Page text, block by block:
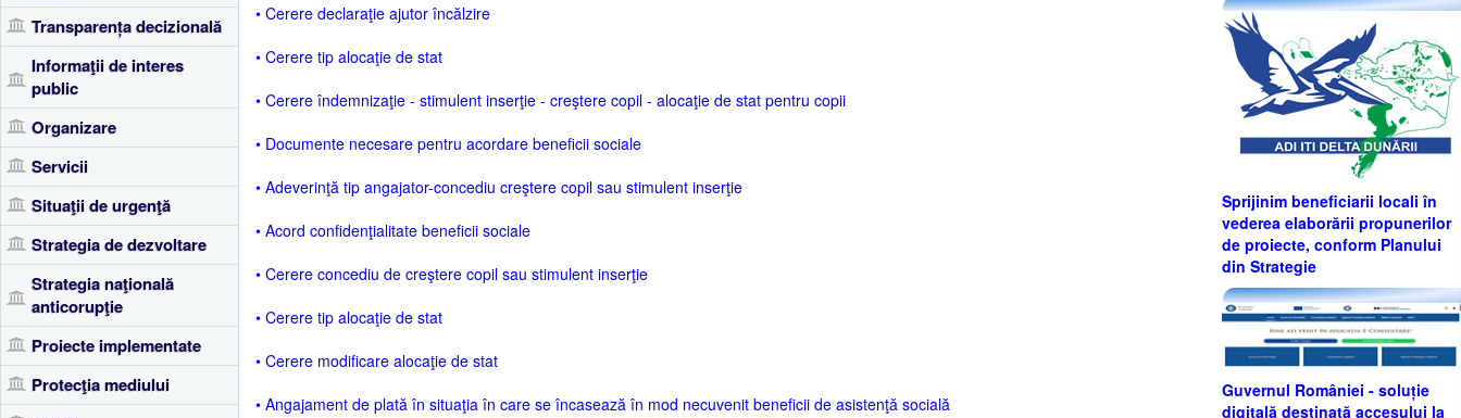
Transparența decizională
Informaţii de interes
public
Organizare
Servicii
Situaţii de urgenţă
Strategia de dezvoltare
Strategia naţională
anticorupţie
Proiecte implementate
Protecţia mediului
• Cerere declaraţie ajutor încălzire
• Cerere tip alocaţie de stat
• Cerere îndemnizaţie - stimulent inserţie - creştere copil - alocaţie de stat pentru copii
• Documente necesare pentru acordare beneficii sociale
• Adeverinţă tip angajator-concediu creştere copil sau stimulent inserţie
• Acord confidenţialitate beneficii sociale
• Cerere concediu de creştere copil sau stimulent inserţie
• Cerere tip alocaţie de stat
• Cerere modificare alocaţie de stat
• Angajament de plată în situaţia în care se încasează în mod necuvenit beneficii de asistenţă socială
Sprijinim beneficiarii locali în
vederea elaborării propunerilor
de proiecte, conform Planului
din Strategie
Guvernul României - soluție
digitală destinată accesului la